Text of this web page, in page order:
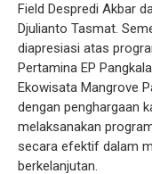
Field Despredi Akbar
Djulianto Tasmat.
diapresiasi atas
Pertamina EP
Ekowisata Mangrove
dengan penghargaan
melaksanakan
secara efektif dalam
berkelanjutan.